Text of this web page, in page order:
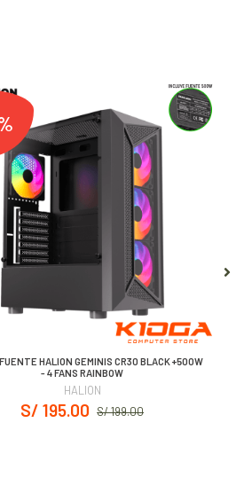
HALION GEMINIS CR30 BLACK +500W
- 4 FANS RAINBOW
HALION
S/ 199.00
S/ 195.00